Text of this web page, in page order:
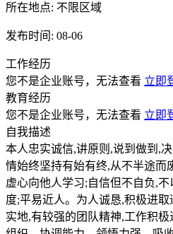
所在地点: 不限区域
发布时间: 08-06
工作经历
您不是企业账号，无法查看 立即
教育经历
您不是企业账号，无法查看 立即
自我描述
本人忠实诚信,讲原则,说到做到,
情始终坚持有始有终,从不半途而
虚心向他人学习;自信但不自负,
度;平易近人。为人诚恳,积极进
实地,有较强的团队精神,工作积